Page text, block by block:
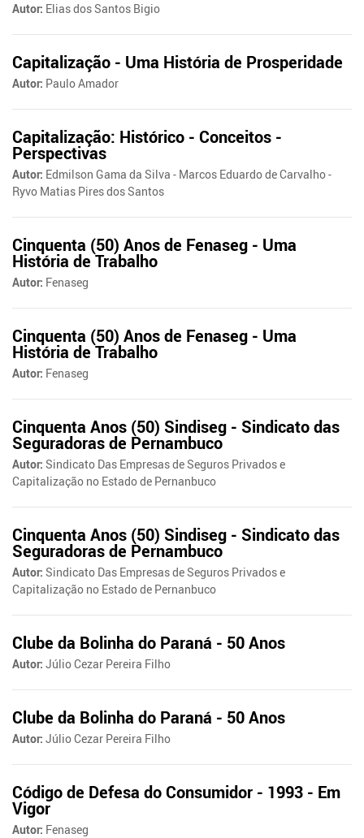
Autor: Elias dos Santos Bigio
Capitalização - Uma História de Prosperidade
Autor: Paulo Amador
Capitalização: Histórico - Conceitos -
Perspectivas
Autor: Edmilson Gama da Silva - Marcos Eduardo de Carvalho -
Ryvo Matias Pires dos Santos
Cinquenta (50) Anos de Fenaseg - Uma
História de Trabalho
Autor: Fenaseg
Cinquenta (50) Anos de Fenaseg - Uma
História de Trabalho
Autor: Fenaseg
Cinquenta Anos (50) Sindiseg - Sindicato das
Seguradoras de Pernambuco
Autor: Sindicato Das Empresas de Seguros Privados e
Capitalização no Estado de Pernanbuco
Cinquenta Anos (50) Sindiseg - Sindicato das
Seguradoras de Pernambuco
Autor: Sindicato Das Empresas de Seguros Privados e
Capitalização no Estado de Pernanbuco
Clube da Bolinha do Paraná - 50 Anos
Autor: Júlio Cezar Pereira Filho
Clube da Bolinha do Paraná - 50 Anos
Autor: Júlio Cezar Pereira Filho
Código de Defesa do Consumidor - 1993 - Em
Vigor
Autor: Fenaseg